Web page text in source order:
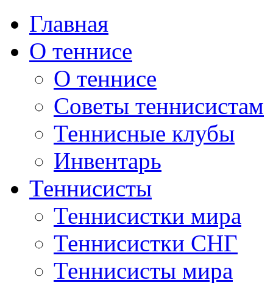
Главная
О теннисе
О теннисе
Советы теннисистам
Теннисные клубы
Инвентарь
Теннисисты
Теннисистки мира
Теннисистки СНГ
Теннисисты мира